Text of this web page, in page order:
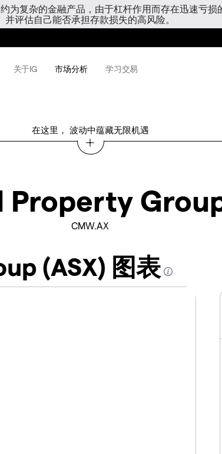
为复杂的金融产品，由于杠杆作用而存在迅速亏
并评估自己能否承担存款损失的高风险。
关于IG 市场分析 学习交易
在这里， 波动中蕴藏无限机遇
CMW.AX
(ASX) 图表